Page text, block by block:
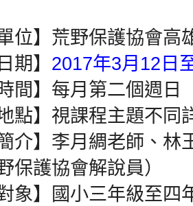
位】荒野保護協會高
期】 2017年3月12日
間】每月第二個週日
點】視課程主題不同
簡介】李月綢老師、
保護協會解說員）
對象】國小三年級至